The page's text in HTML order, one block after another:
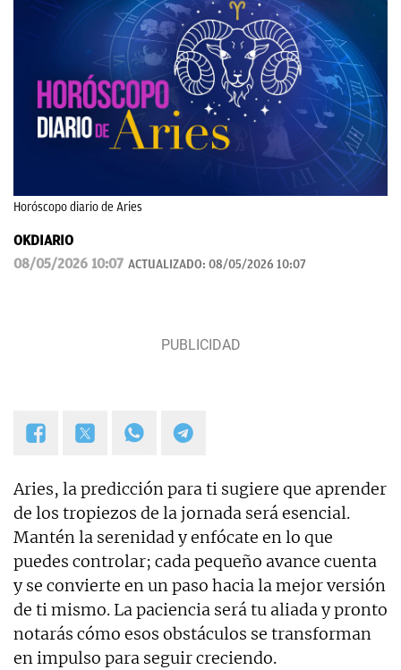
Horóscopo diario de Aries
OKDIARIO
08/05/2026 10:07 ACTUALIZADO: 08/05/2026 10:07
Aries, la predicción para ti sugiere que aprender
de los tropiezos de la jornada será esencial.
Mantén la serenidad y enfócate en lo que
puedes controlar; cada pequeño avance cuenta
y se convierte en un paso hacia la mejor versión
de ti mismo. La paciencia será tu aliada y pronto
notarás cómo esos obstáculos se transforman
en impulso para seguir creciendo.